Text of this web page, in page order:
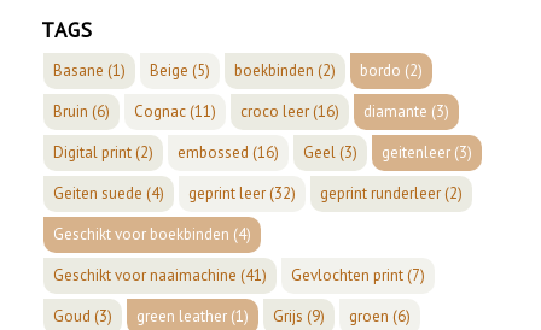
TAGS
Basane (1) Beige (5) boekbinden (2) bordo (2)
Bruin (6) Cognac(11) croco leer(16) diamante (3)
Digital print(2) embossed (16) Geel(3) geitenleer(3)
Geiten suede (4) geprint leer(32) geprint runderleer(2)
Geschikt voor boekbinden (4)
Geschikt voor naaimachine (41) Gevlochten print(7)
Goud (3) green leather(1) Grijs (9) groen (6)